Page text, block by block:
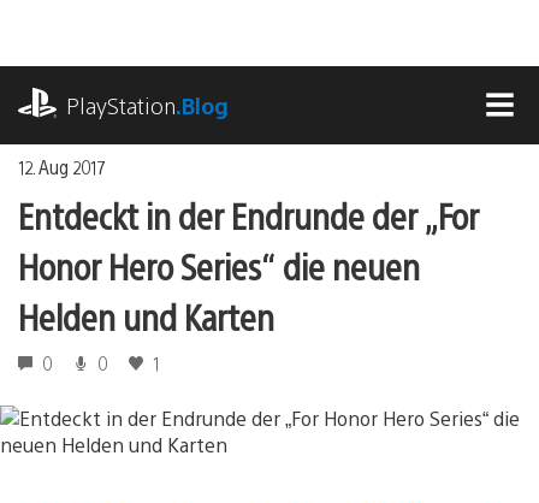
springen
PlayStation.Blog
12. Aug 2017
Entdeckt in der Endrunde der „For
Honor Hero Series“ die neuen
Helden und Karten
0 0 1